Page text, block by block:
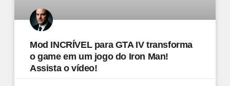
Mod INCRÍVEL para GTA IV transforma
o game em um jogo do Iron Man!
Assista o vídeo!